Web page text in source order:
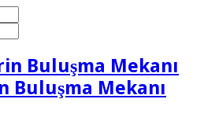
Buluşma Mekanı